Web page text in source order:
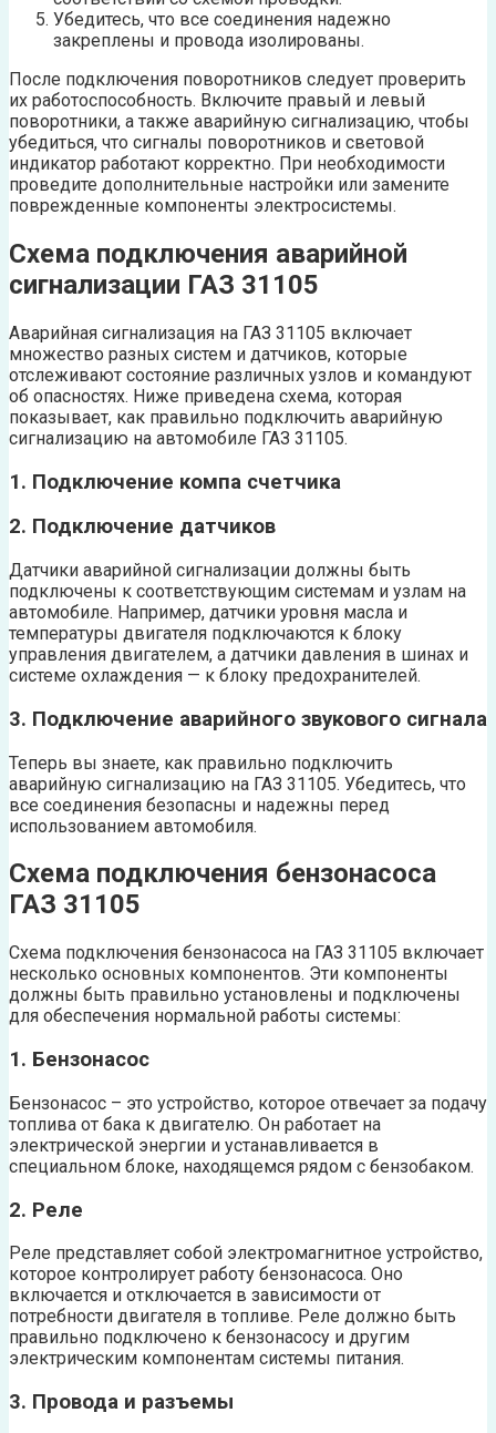
Убедитесь, что все соединения надежно
закреплены и провода изолированы.
После подключения поворотников следует проверить
их работоспособность. Включите правый и левый
поворотники, а также аварийную сигнализацию, чтобы
убедиться, что сигналы поворотников и световой
индикатор работают корректно. При необходимости
проведите дополнительные настройки или замените
поврежденные компоненты электросистемы.
Схема подключения аварийной
сигнализации ГАЗ 31105
Аварийная сигнализация на ГАЗ 31105 включает
множество разных систем и датчиков, которые
отслеживают состояние различных узлов и командуют
об опасностях. Ниже приведена схема, которая
показывает, как правильно подключить аварийную
сигнализацию на автомобиле ГАЗ 31105.
1. Подключение компа счетчика
2. Подключение датчиков
Датчики аварийной сигнализации должны быть
подключены к соответствующим системам и узлам на
автомобиле. Например, датчики уровня масла и
температуры двигателя подключаются к блоку
управления двигателем, а датчики давления в шинах и
системе охлаждения — к блоку предохранителей.
3. Подключение аварийного звукового сигнала
Теперь вы знаете, как правильно подключить
аварийную сигнализацию на ГАЗ 31105. Убедитесь, что
все соединения безопасны и надежны перед
использованием автомобиля.
Схема подключения бензонасоса
ГАЗ 31105
Схема подключения бензонасоса на ГАЗ 31105 включает
несколько основных компонентов. Эти компоненты
должны быть правильно установлены и подключены
для обеспечения нормальной работы системы:
1. Бензонасос
Бензонасос – это устройство, которое отвечает за подачу
топлива от бака к двигателю. Он работает на
электрической энергии и устанавливается в
специальном блоке, находящемся рядом с бензобаком.
2. Реле
Реле представляет собой электромагнитное устройство,
которое контролирует работу бензонасоса. Оно
включается и отключается в зависимости от
потребности двигателя в топливе. Реле должно быть
правильно подключено к бензонасосу и другим
электрическим компонентам системы питания.
3. Провода и разъемы